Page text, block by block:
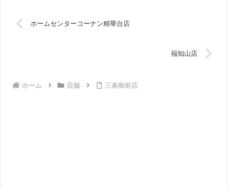
ホームセンターコーナン精華台店
福知山店
ホーム 店舗 三条御前店